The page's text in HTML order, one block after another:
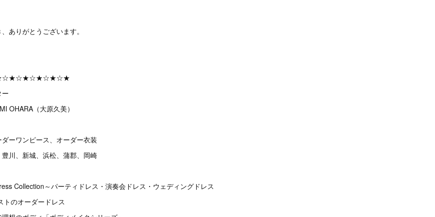
ありがとうございます。
OHARA（大原久美）
ーワンピース、オーダー衣装
川、新城、浜松、蒲郡、岡崎
Collection～パーティドレス・演奏会ドレス・ウェディングドレス
トのオーダードレス